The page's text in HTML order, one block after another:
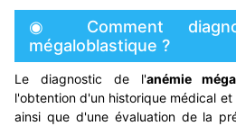
◉ Comment
mégaloblastique ?
Le diagnostic de l'anémie
l'obtention d'un historique médical
ainsi que d'une évaluation de la